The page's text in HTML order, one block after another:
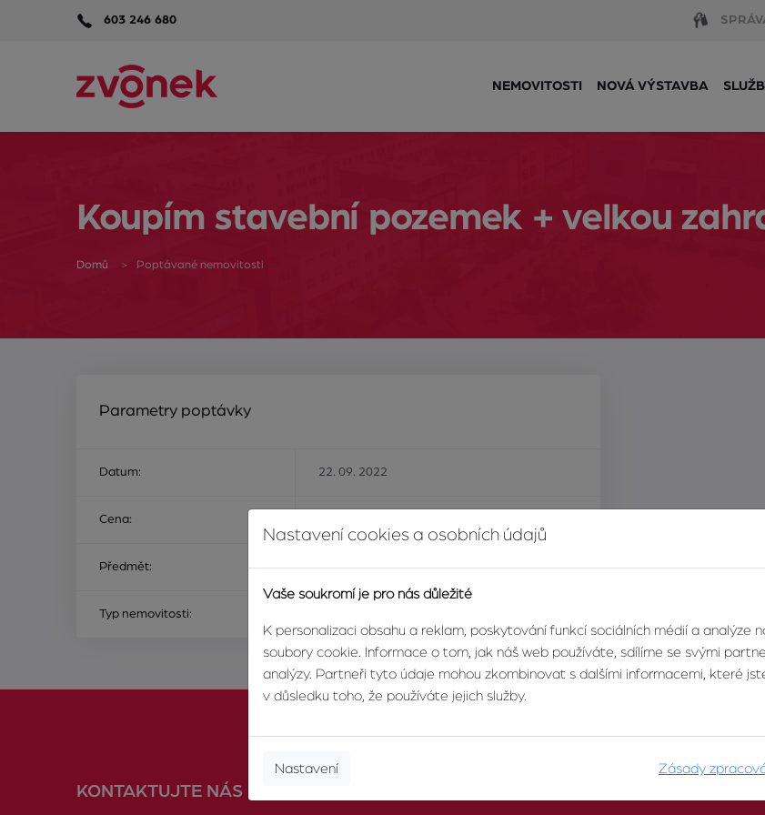
603 246 680
NEMOVITOSTI NOVÁ VÝSTAVBA
Koupím stavební pozemek + velkou
Domů Poptávané nemovitosti
Parametry poptávky
Datum: 22. 09. 2022
Cena:
Předmět: ke koupi
Typ nemovitosti:
KONTAKTUJTE NÁS
Nastavení cookies a osobních údajů
Vaše soukromí je pro nás důležité
K personalizaci obsahu a reklam, poskytování funkcí sociálních médií a analýze
soubory cookie. Informace o tom, jak náš web používáte, sdílíme se svými
analýzy. Partneři tyto údaje mohou zkombinovat s dalšími informacemi, které
v důsledku toho, že používáte jejich služby.
Zásady
Nastavení